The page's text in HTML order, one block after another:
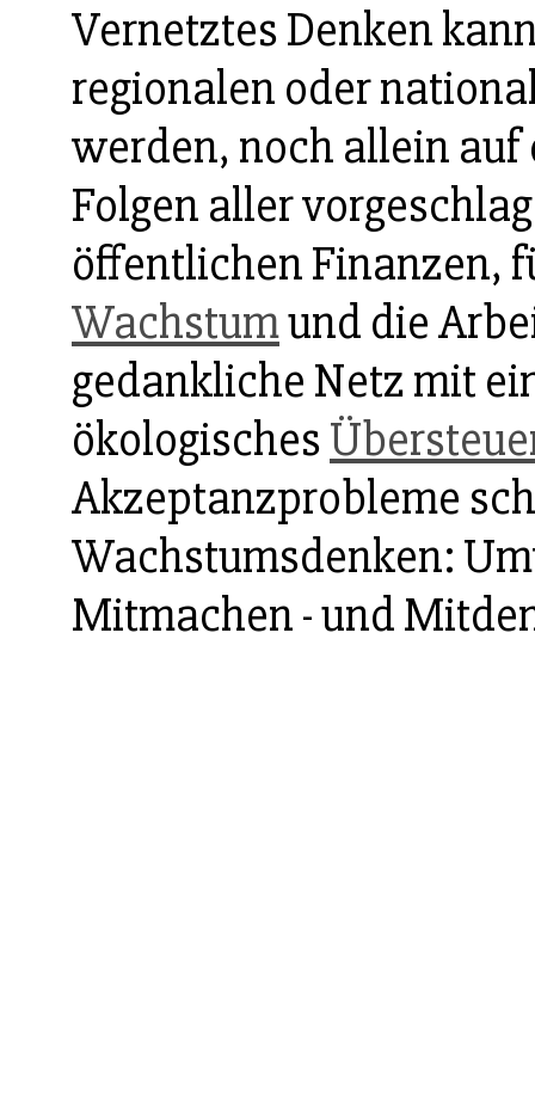
Vernetztes Denken
regionalen oder
werden, noch allein auf
Folgen aller
öffentlichen Finanzen,
Wachstumund die
gedankliche Netz mit
ökologisches
Akzeptanzprobleme
Wachstumsdenken:
Mitmachen - und